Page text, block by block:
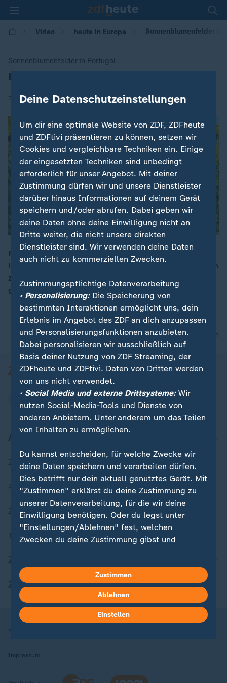
Video heute in Europa Sonnenblumenfelder in
Sonnenblumenfelder in Portugal
:Blütenpracht und Futter
30.06.2026 | 17:09
Riesige Sonnenblumenfelder im Norden Portugals
locken Touristen an. Nach der Ernte werden die Blumen
zu Futter für Kühe, aus deren Milch regionaler Käse
gemacht wird.
nach oben
Zuletzt veröffentlicht
Aktuelle Sendungs-Videos
ZDFheute Stories
Themen im Überblick
ZDFheute Apps
Nutzungsbedingungen
Impressum
Deine Datenschutzeinstellungen
Um dir eine optimale Website von ZDF, ZDFheute
und ZDFtivi präsentieren zu können, setzen wir
Cookies und vergleichbare Techniken ein. Einige
der eingesetzten Techniken sind unbedingt
erforderlich für unser Angebot. Mit deiner
Zustimmung dürfen wir und unsere Dienstleister
darüber hinaus Informationen auf deinem Gerät
speichern und/oder abrufen. Dabei geben wir
deine Daten ohne deine Einwilligung nicht an
Dritte weiter, die nicht unsere direkten
Dienstleister sind. Wir verwenden deine Daten
auch nicht zu kommerziellen Zwecken.
Zustimmungspflichtige Datenverarbeitung
• Personalisierung:Die Speicherung von
bestimmten Interaktionen ermöglicht uns, dein
Erlebnis im Angebot des ZDF an dich anzupassen
und Personalisierungsfunktionen anzubieten.
Dabei personalisieren wir ausschließlich auf
Basis deiner Nutzung von ZDF Streaming, der
ZDFheute und ZDFtivi. Daten von Dritten werden
von uns nicht verwendet.
• Social Media und externe Drittsysteme:Wir
nutzen Social-Media-Tools und Dienste von
anderen Anbietern. Unter anderem um das Teilen
von Inhalten zu ermöglichen.
Du kannst entscheiden, für welche Zwecke wir
deine Daten speichern und verarbeiten dürfen.
Dies betrifft nur dein aktuell genutztes Gerät. Mit
"Zustimmen" erklärst du deine Zustimmung zu
unserer Datenverarbeitung, für die wir deine
Einwilligung benötigen. Oder du legst unter
"Einstellungen/Ablehnen" fest, welchen
Zwecken du deine Zustimmung gibst und
in deinen Einstellungen widerrufen oder ändern.
Hier findest du das Impressum.
Weitere Informationen findest du in unserer
Datenschutzerklärung.
Zustimmen
Ablehnen
Einstellen